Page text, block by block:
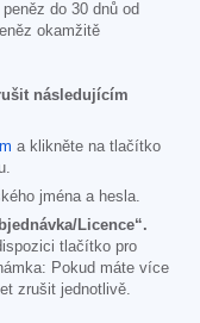
do 30 dnů od
okamžitě
následujícím
a klikněte na tlačítko
jména a hesla.
Licence“.
tlačítko pro
Pokud máte více
zrušit jednotlivě.